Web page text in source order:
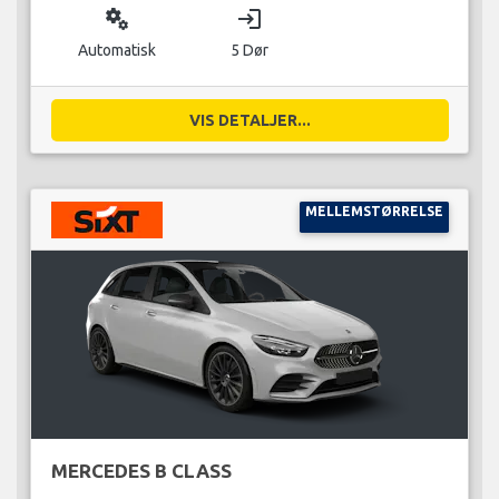
miscellaneous_services
Automatisk
login
5 Dør
VIS DETALJER...
MELLEMSTØRRELSE
MERCEDES B CLASS